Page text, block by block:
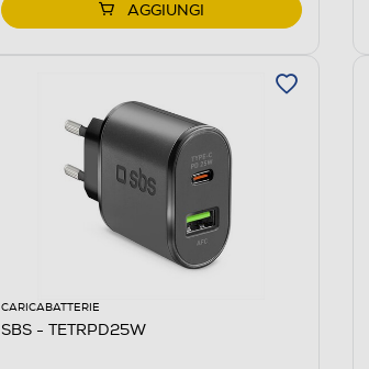
AGGIUNGI
CARICABATTERIE
SBS - TETRPD25W